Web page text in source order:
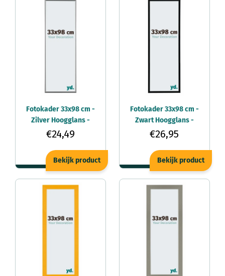
Fotokader 33x98 cm -
Zilver Hoogglans -
Kunststof - Evry
€24,49
Bekijk product
Fotokader 33x98 cm -
Zwart Hoogglans -
Kunststof - Annecy
€26,95
Bekijk product